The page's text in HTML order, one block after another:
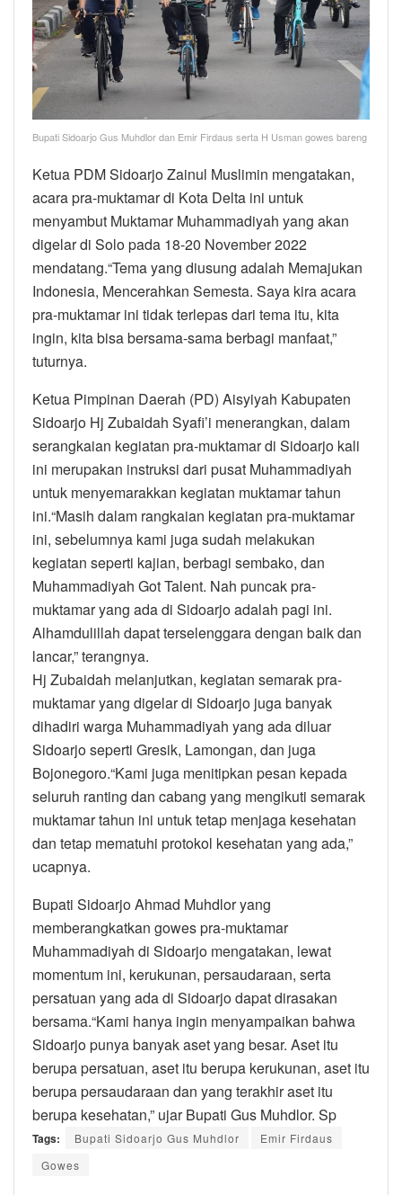
Bupati Sidoarjo Gus Muhdlor dan Emir Firdaus serta H Usman gowes bareng
Ketua PDM Sidoarjo Zainul Muslimin mengatakan,
acara pra-muktamar di Kota Delta ini untuk
menyambut Muktamar Muhammadiyah yang akan
digelar di Solo pada 18-20 November 2022
mendatang.“Tema yang diusung adalah Memajukan
Indonesia, Mencerahkan Semesta. Saya kira acara
pra-muktamar ini tidak terlepas dari tema itu, kita
ingin, kita bisa bersama-sama berbagi manfaat,”
tuturnya.
Ketua Pimpinan Daerah (PD) Aisyiyah Kabupaten
Sidoarjo Hj Zubaidah Syafi’i menerangkan, dalam
serangkaian kegiatan pra-muktamar di Sidoarjo kali
ini merupakan instruksi dari pusat Muhammadiyah
untuk menyemarakkan kegiatan muktamar tahun
ini.“Masih dalam rangkaian kegiatan pra-muktamar
ini, sebelumnya kami juga sudah melakukan
kegiatan seperti kajian, berbagi sembako, dan
Muhammadiyah Got Talent. Nah puncak pra-
muktamar yang ada di Sidoarjo adalah pagi ini.
Alhamdulillah dapat terselenggara dengan baik dan
lancar,” terangnya.
Hj Zubaidah melanjutkan, kegiatan semarak pra-
muktamar yang digelar di Sidoarjo juga banyak
dihadiri warga Muhammadiyah yang ada diluar
Sidoarjo seperti Gresik, Lamongan, dan juga
Bojonegoro.“Kami juga menitipkan pesan kepada
seluruh ranting dan cabang yang mengikuti semarak
muktamar tahun ini untuk tetap menjaga kesehatan
dan tetap mematuhi protokol kesehatan yang ada,”
ucapnya.
Bupati Sidoarjo Ahmad Muhdlor yang
memberangkatkan gowes pra-muktamar
Muhammadiyah di Sidoarjo mengatakan, lewat
momentum ini, kerukunan, persaudaraan, serta
persatuan yang ada di Sidoarjo dapat dirasakan
bersama.“Kami hanya ingin menyampaikan bahwa
Sidoarjo punya banyak aset yang besar. Aset itu
berupa persatuan, aset itu berupa kerukunan, aset itu
berupa persaudaraan dan yang terakhir aset itu
berupa kesehatan,” ujar Bupati Gus Muhdlor. Sp
Tags: Bupati Sidoarjo Gus Muhdlor
Emir Firdaus
Gowes